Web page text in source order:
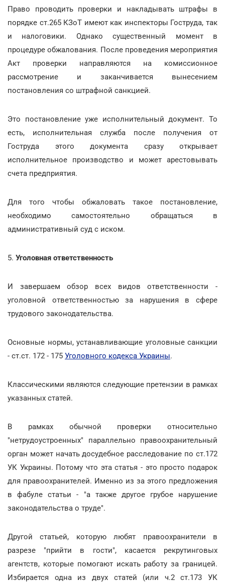
Право проводить проверки и накладывать штрафы в
порядке ст.265 КЗоТ имеют как инспекторы Гоструда, так
и налоговики. Однако существенный момент в
процедуре обжалования. После проведения мероприятия
Акт проверки направляются на комиссионное
рассмотрение и заканчивается вынесением
постановления со штрафной санкцией.
Это постановление уже исполнительный документ. То
есть, исполнительная служба после получения от
Гоструда этого документа сразу открывает
исполнительное производство и может арестовывать
счета предприятия.
Для того чтобы обжаловать такое постановление,
необходимо самостоятельно обращаться в
административный суд с иском.
5. Уголовная ответственность
И завершаем обзор всех видов ответственности -
уголовной ответственностью за нарушения в сфере
трудового законодательства.
Основные нормы, устанавливающие уголовные санкции
- ст.ст. 172 - 175 Уголовного кодекса Украины.
Классическими являются следующие претензии в рамках
указанных статей.
В рамках обычной проверки относительно
"нетрудоустроенных" параллельно правоохранительный
орган может начать досудебное расследование по ст.172
УК Украины. Потому что эта статья - это просто подарок
для правоохранителей. Именно из за этого предложения
в фабуле статьи - "а также другое грубое нарушение
законодательства о труде".
Другой статьей, которую любят правоохранители в
разрезе "прийти в гости", касается рекрутинговых
агентств, которые помогают искать работу за границей.
Избирается одна из двух статей (или ч.2 ст.173 УК